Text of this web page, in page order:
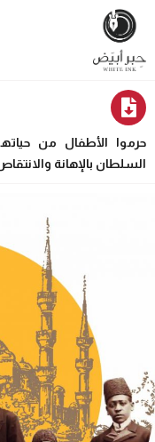
حرموا الأطفال من
السلطان بالإهانة